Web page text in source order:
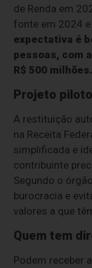
de Renda em
fonte em 2024
expectativa é
pessoas, com
R$ 500 milhões.
Projeto piloto
A restituição
na Receita
simplificada e
contribuinte
Segundo o
burocracia e
valores a que
Quem tem
Podem receber